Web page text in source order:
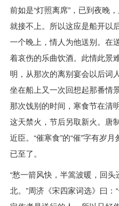
前如是“灯照离席”，已到夜晚
就接不上。所以这应是船开以
一个晚上，情人为他送别。在
着哀伤的乐曲饮酒。此情此景
明，从那次的离别宴会以后词
坐在船上又一次回想起那番情
那次饯别的时间，寒食节在清
这天禁火，节后另取新火。唐
近臣。“催寒食”的“催”字有岁
已至了。
“愁一箭风快，半篙波暖，回
北。”周济《宋四家词选》曰：